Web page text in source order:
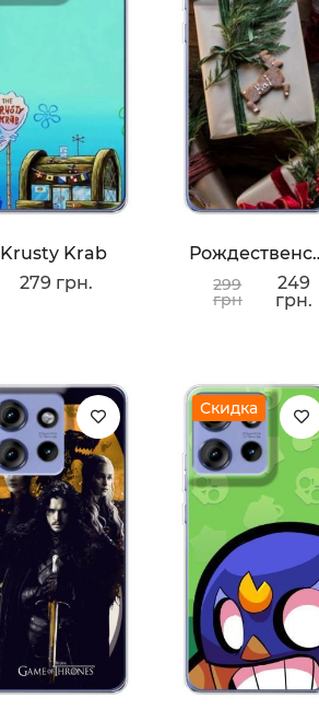
Krusty Krab
279 грн.
299
грн
249
грн.
Скидка